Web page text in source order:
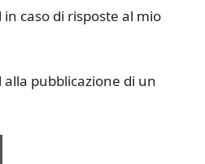
caso di risposte al mio
pubblicazione di un